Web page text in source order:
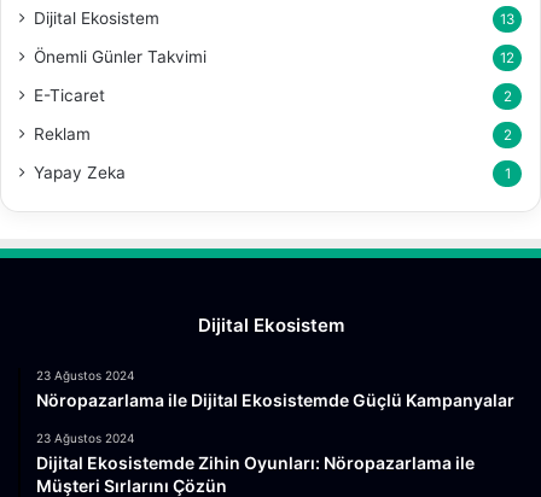
Dijital Ekosistem 13
Önemli Günler Takvimi 12
E-Ticaret 2
Reklam 2
Yapay Zeka 1
Dijital Ekosistem
23 Ağustos 2024
Nöropazarlama ile Dijital Ekosistemde Güçlü Kampanyalar
23 Ağustos 2024
Dijital Ekosistemde Zihin Oyunları: Nöropazarlama ile
Müşteri Sırlarını Çözün